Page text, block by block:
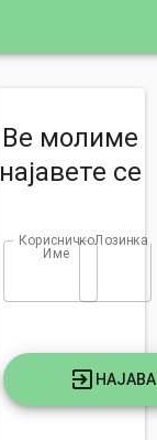
Ве молиме
најавете се
Корисничко
Име
Лозинка
НАЈАВА